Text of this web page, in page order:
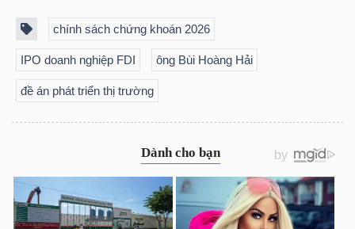
chính sách chứng khoán 2026
IPO doanh nghiệp FDI ông Bùi Hoàng Hải
đề án phát triển thị trường
Báo
phân
tích
Thuật
ngữ